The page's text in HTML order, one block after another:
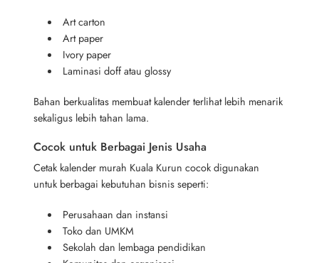
Art carton
Art paper
Ivory paper
Laminasi doff atau glossy
Bahan berkualitas membuat kalender terlihat lebih menarik
sekaligus lebih tahan lama.
Cocok untuk Berbagai Jenis Usaha
Cetak kalender murah Kuala Kurun cocok digunakan
untuk berbagai kebutuhan bisnis seperti:
Perusahaan dan instansi
Toko dan UMKM
Sekolah dan lembaga pendidikan